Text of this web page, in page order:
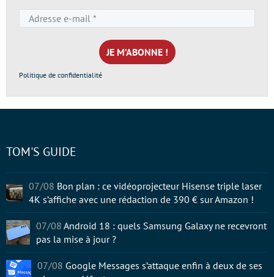
e-
mail
*
Politique de confidentialité
TOM'S GUIDE
07/08 Bon plan : ce vidéoprojecteur Hisense triple laser
4K s’affiche avec une rédaction de 390 € sur Amazon !
07/08 Android 18 : quels Samsung Galaxy ne recevront
pas la mise à jour ?
07/08 Google Messages s’attaque enfin à deux de ses